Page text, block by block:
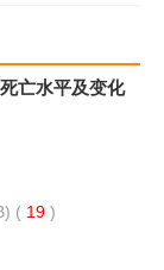
亡水平及变化
( 19 )